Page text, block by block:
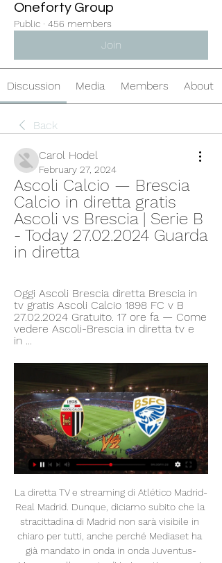
Oneforty Group
Public · 456 members
Join
Discussion Media Members About
Back
Carol Hodel
February 27, 2024
Ascoli Calcio — Brescia
Calcio in diretta gratis
Ascoli vs Brescia | Serie B
- Today 27.02.2024 Guarda
in diretta
Oggi Ascoli Brescia diretta Brescia in
tv gratis Ascoli Calcio 1898 FC v B
27.02.2024 Gratuito. 17 ore fa — Come
vedere Ascoli-Brescia in diretta tv e
in ...
La diretta TV e streaming di Atlético Madrid-Real Madrid. Dunque, diciamo subito che la stracittadina di Madrid non sarà visibile in chiaro per tutti, anche perché Mediaset ha già mandato in onda in onda Juventus-Monaco nella serata di ieri, motivo per cui solo chi avrà l’abbonamento a Premium potrà godersi in diretta l’attesissimo.

Venerdì di rimonte in Europa: oltre al 2-2 (dopo lo 0-2 iniziale) del Monaco contro il Guingamp, anche Zenit e Shakhtar Donetsk hanno dovuto rimediare a uno svantaggio di due reti nei primi 45 minuti, riuscendo però a portare a casa i tre punti.

Belgium - Cup More… Bolivia - Primera División. Iceland - U19 League Women More… India - Calcutta Premier Division A More… India - Santosh Trophy More… Indonesia - Liga 2 More… Iran - Persian Gulf Pro League More… Iraq - Iraqi League More… Israel - Liga Leumit More… Italy - Serie C More… Korea Republic - WK-League More… Latvia - Cup More… Mali - Première Division.

Pronostico e statistiche dell'incontro di calcio SKU Amstetten - FC Liefering di Austria Erste Division del 12/04/2019. Disponibili anche tutti i pronostici della giornata del campionato Austria Erste Division

SocialTiVu è un software gratuito compatibile con Windows, Mac e Linux, che ti permette di vedere la TV su Internet gratis, in streaming, selezionando tra decine di canali televisivi direttamente sul tuo computer. SocialTiVu ti offre un elenco di canali di vario genere già preimpostati, più …

Link Partite Calcio In Diretta. Mi piace: 1463. Guarda e richiedi le tue partite della tua squadra del cuore! Con questa pagina , puoi vedere tutte le...

Lenzuolata alla rotonda: «No allo stadio del calcio al Plebiscito» Un gruppo di residenti Ã¨ sceso in strada e ha manifestato contro lâ€™arrivo dellâ€™impianto sportivo. Organizzata anche una fiaccolata di Felice Paduano PADOVA.

Poi Ternana, Foggia, Siena con la promozione A, Sassuolo, Palermo, Bologna, Salernitana e Verona tra i cadetti. Nel suo palmares oltre a tre promozioni tra Eccellenza e …

La finale di questa sera al PalaChiarbola di Trieste (ore 20) tra Italia e Turchia, valida per il titolo europeo under 16 femminile, sarà trasmessa in diretta sul canale You Tube della Federazione Italiana Pallavolo (QUI). Gli appassionati, dunque, potranno seguire da vicino le azzurrine di Pasquale D’Aniello che, dopo il successo di ieri.

Prosegue la marcia di avvicinamento dello Spezia alla trasferta di Carpi, in programma sabato (ore 15) allo stadio 'Cabassi'. Stamane i bianchi si sono allenati sul prato verde del 'centrale'.

Il centrodestra vince a mani basse a Ventimiglia e nel Tigullio, mentre esce sconfitto a Sanremo nonostante il boom della Lega alle europee e deve attendere il secondo turno ad Albenga. È la sintesi delle elezioni nelle località principali della Liguria, dove 135 comuni in tutto sono andati al voto per rinnovare sindaci e consiglieri.

Brescia Calcio in diretta Ascoli in dire | Grupo HN Biology 5 ore fa — Oggi Ascoli Calcio — Brescia Calcio in diretta Ascoli in dire | Grupo HN Biology Investiga 27.02.2024 Guarda online Logo canale di Sky Sport ...

giada gabrielli di ruggeri redania & c. snc (porto sant'elpidio) giancarlo paoli spa (porto sant'elpidio) gianfranco butteri srl (montegranaro) gianmarco lorenzi srl (porto sant'elpidio) gianni bravo srl (porto sant'elpidio) giano srl (torre san patrizio) gima-spa (recanati) giorgio piergentili & c. snc (porto sant'elpidio) giove-srl (montecosaro)

proietti gaia squarcialupi gaia morganti gaia vs. vs. vs. vs. pinto carmen laura aragosa antonia moreschini michela 2 alle 11:00 sez. finale sez. finale alexandre da rosa karolayne porzio giulia vs. vs. vs. vs. vallone lisa brancaccio nuria 3 a seguire sez. finale concl. terza categoria miccio giuseppina de rita lavinia vs. vs. vs. vs.

Brescia - Ascoli in tv e streaming: dove vedere in diretta, 30 set 2023 — Il Brescia affronta l'Ascoli per l'ottava giornata del campionato di Serie B. Calcio d'inizio alle 14 di oggi, sabato 30 settembre. Ma dove ...

Giornale Luce C0269 del 07/08/1942 Descrizione sequenze:mappa geografica della Russia, disegno di un soldato di guardia tra monti innevati ; un villaggio nel...

Brescia - Ascoli in Diretta Streaming Guardalo su DAZN. Brescia - Ascoli. Una delle quattro partite che aprono la ottava giornata di Serie B si gioca allo stadio Rigamonti, casa del Brescia che ...

La Giana Erminio di Gorgonzola ha superato il Pordenone 2-1 (1-0) nella gara di andata della 2/a fase dei play off del campionato di calcio di Lega Pro. I padroni di casa sono passati in vantaggio al 29'.

LiveScore.sx è l'attuali risultati del calcio in diretta da oltre 500 di mondo campionati di calcio, tennis, basket, hockey su ghiaccio, baseball, pallavolo, football americano e pallamano. Abbiamo aggiornato quotidianamente risultati, statistiche, classifiche e i risultati degli incontri d'archivi assegnati ad …

Il Bari vince ancora, anche sul campo del Rotonda e vola a più 11 sulla Turris. Brienza sblocca l’incontro su rigore, De Stefano pareggia direttamente su punizione e nel finale Di Cesare firma il successo dei biancorossi guidati da Giovanni Cornacchini.

MODULI DI LINEA LINEA Modulo linea Formia (e) - Frattamaggiore 575. 600/575/520 Caserta - Cervaro (e) 550/420/500 Portici - Salerno 575/520 Salerno - Battipaglia 575 Linea AC/AV Roma - Napoli 650 / 520 Battipaglia - Potenza (e) 255 / 420 Aversa - 575Caserta. Adeguamento prestazionale linea Roma – Napoli via Cassino .

Sarebbe interessante vederlo al secondo turno con Raul Brancaccio, o al terzo con Donati o Musetti, mentre più in alto nel draw (ma sempre nella sua stessa metà) ci sono Salvatore Caruso, Giulio Zeppieri e Stefano Travaglia. Tra gli stranieri, occhio allo svedese Mikael Ymer, al tedesco Rudolf Molleker e all’argentino Facundo Arguello.

Statistiche Fermana - Ravenna in Serie C Grp. B. Confronto le quote e pronostici Fermana - Ravenna dei nostri tipster Calcio sul bettingexpert. Prova il nuovo bettingexpert Questo sito contiene contenuto commerciale.. Vai alla sezione "Video Streaming" per vedere l'incontro in diretta.

18 Aprile 2019. Serie D video: Avezzano – Campobasso 0-1 . Share. Etichette: Avezzano Calcio Campobasso Calcio. Seguici: Articolo successivo Serie D – Gir.I video: SSD Città di Messina – AC Locri; Articolo. Le Partite in Diretta.

La distanza chilometrica tra Arezzo e Milano in linea d' aria è di 306.79 km e di 372 km km in automobile. Per andare da Arezzo a Milano in macchina si impiegano 3 ore 11 minuti. Questo è il migliore percorso stradale tra Arezzo e Milano.

Nella 29esima giornata del campionato di Serie A si gioca Inter-Lazio, nel match in programma domenica 31 marzo alle 20,30. La partita sarà trasmessa su Sky Sport (canale 202) e Sky Sport 251 e, dunque, potrà essere seguita in streaming attraverso la piattaforma Sky Go, disponibile per gli abbonati Sky su pc, smartphone e tablet.

Il punteggio in tempo reale: SDC Putten vs Argon nei giochi Coppa KNVB olandese. Presentiamo il risultato in tempo reale, le formazioni in pre-partita e la tabella sempre attuale.. SDC Putten 0-8 RKC Waalwijk---FT SDC Putten 0-6 Feyenoord---FT.

Questa settimana ben sei gare in diretta da seguire nella puntata del programma “Serie A Beko Live” sulla piattaforma www.legabasketv: immagini e commenti da Reggio, Venezia, Bologna, Cremona, Capo d'Orlando e Torino nel programma che parte alle 18, condotto da Matteo Gandini, che si collega con i campi della Serie A per le gare che si.

Ascoli vs Brescia risultati, statistiche H2H | Calcio Segui Ascoli vs Brescia risultati, statistiche h2h e Ascoli ultimi risultati, news e altre informazioni. La copertura del calcio di Diretta comprende ...

Infatti il Milan ha vinto solo uno dei 3 precedenti contro i ciociari, 2 pareggi completano il parziale. 0-0 nella partita d’andata, 2-4 e 3-3 i risultati dei precedenti della stagione 2015/2016. Curiosità su Milan – Frosinone. Nelle ultime 5 uscite il Frosinone ha subito una media di …

Ascoli–Brescia: come seguire la partita. Le probabili formazioni, tutte le news per arrivare preparato al meglio al match e tutti gli aggiornamenti in diretta live dell'incontro che si giocherà allo ...

Ascoli Calcio 1898 FC v Brescia Pronostici, Risultati in Ascoli Calcio 1898 FC vs Brescia | 27.02.2024 | Calcio ➤ Serie B, Italia | ⚡ Pronostici Scommesse e Migliori quote ⭐ Risultati in diretta ✔️ Statistiche.

Ascoli vs Brescia | Serie B - Today Gol di Dimitri Bisoli (Brescia)!. Brescia logo. 90'+5'. Gol di Davide Marsura (Ascoli)!. Ascoli logo. 90'+1'. Fabrizio Caligara (Ascoli) segna su calcio di ...

Un incontro internazionale di giovani per la pace organizzato dalla Fondazione Pontificia “Scholas Occurrentes” si svolge in questi giorni a Gerusalemme. Papa Francesco interverrà domani, mercoledì 5 luglio 2017, in diretta “streaming” dal Vaticano.

Distanza Inveruno San-Remo Distanza Inveruno Bitonto Distanza Inveruno Sezze Distanza Inveruno Osio-Sotto. Aiuto. Distanza Monza Inveruno Inserire la località di partenza e la località di arrivo, per calcolare la distanza tra le due città (es. da Monza a Inveruno) e cliccare su DISTANZA!.

Daniele Silvestri - Sergio Assisi canta "Salirò" Tale e Quale Show. Sergio Assisi esegue, imitando Daniele Silvestri, "Salirò". La giuria formata da: Loretta Goggi, Enrico Montesano e Claudio Amendola, valuta con il giusto rigore ma sempre con il sorriso sulle labbra la performance del talento in gara.

Brescia–Ascoli: come seguire la partita. Le probabili formazioni, tutte le news per arrivare preparato al meglio al match e tutti gli aggiornamenti in diretta live dell'incontro che si giocherà allo ...

Torna la Serie B con la settima giornata di campionato e per l’Hellas c’è la grande occasione per andare già in fuga: i veronesi ospitano il Lecce nell’anticipo del venerdì, il Cittadella riposa mentre Pescara e Benevento si sfidano nello scontro diretto. Palermo e Crotone chiudono il programma in un match fra deluse in cerca di rilancio.

Bresci